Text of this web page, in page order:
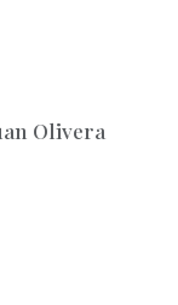
Olivera